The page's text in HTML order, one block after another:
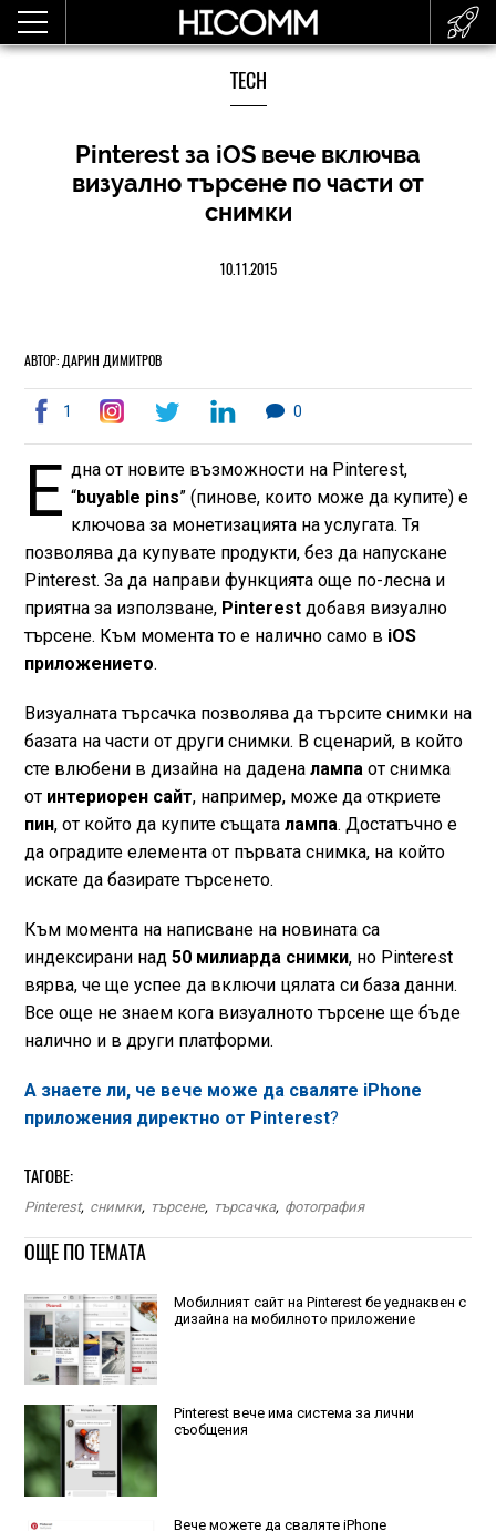
TECH
Pinterest за iOS вече включва
визуално търсене по части от
снимки
10.11.2015
АВТОР: ДАРИН ДИМИТРОВ
1 0
Е дна от новите възможности на Pinterest,
“buyable pins” (пинове, които може да купите) е
ключова за монетизацията на услугата. Тя
позволява да купувате продукти, без да напускане
Pinterest. За да направи функцията още по-лесна и
приятна за използване, Pinterestдобавя визуално
търсене. Към момента то е налично само в iOS
приложението.
Визуалната търсачка позволява да търсите снимки на
базата на части от други снимки. В сценарий, в който
сте влюбени в дизайна на дадена лампаот снимка
от интериорен сайт, например, може да откриете
пин, от който да купите същата лампа. Достатъчно е
да оградите елемента от първата снимка, на който
искате да базирате търсенето.
Към момента на написване на новината са
индексирани над 50 милиарда снимки, но Pinterest
вярва, че ще успее да включи цялата си база данни.
Все още не знаем кога визуалното търсене ще бъде
налично и в други платформи.
А знаете ли, че вече може да сваляте iPhone
приложения директно от Pinterest?
ТАГОВЕ:
Pinterest, снимки, търсене, търсачка, фотография
ОЩЕ ПО ТЕМАТА
Мобилният сайт на Pinterest бе уеднаквен с
дизайна на мобилното приложение
Pinterest вече има система за лични
съобщения
Вече можете да сваляте iPhone